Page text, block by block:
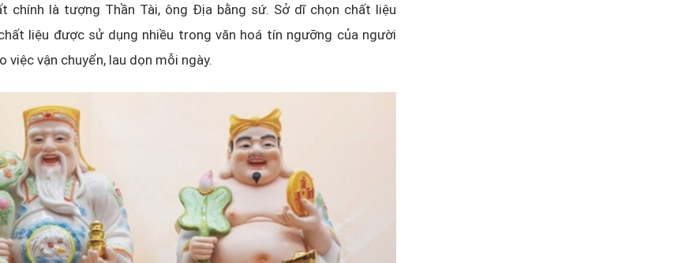
chính là tượng Thần Tài, ông Địa bằng sứ. Sở dĩ chọn chất liệu
liệu được sử dụng nhiều trong văn hoá tín ngưỡng của người
việc vận chuyển, lau dọn mỗi ngày.